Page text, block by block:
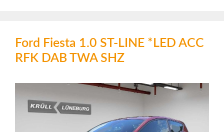
Ford Fiesta 1.0 ST-LINE *LED ACC
RFK DAB TWA SHZ